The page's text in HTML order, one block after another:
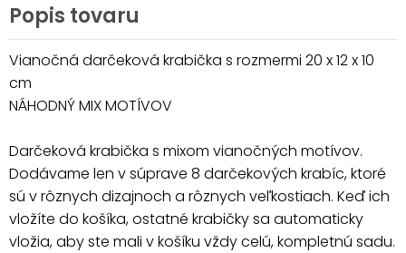
Popis tovaru
Vianočná darčeková krabička s rozmermi 20 x 12 x 10
cm
NÁHODNÝ MIX MOTÍVOV
Darčeková krabička s mixom vianočných motívov.
Dodávame len v súprave 8 darčekových krabíc, ktoré
sú v rôznych dizajnoch a rôznych veľkostiach. Keď ich
vložíte do košíka, ostatné krabičky sa automaticky
vložia, aby ste mali v košíku vždy celú, kompletnú sadu.